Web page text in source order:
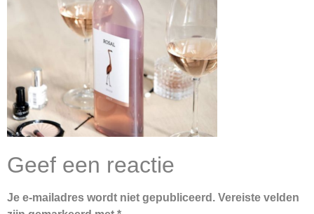
Geef een reactie
Je e-mailadres wordt niet gepubliceerd. Vereiste velden